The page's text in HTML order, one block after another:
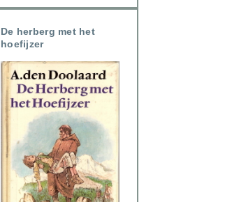
De herberg met het
hoefijzer